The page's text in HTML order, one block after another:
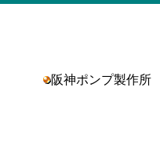
阪神ポンプ製作